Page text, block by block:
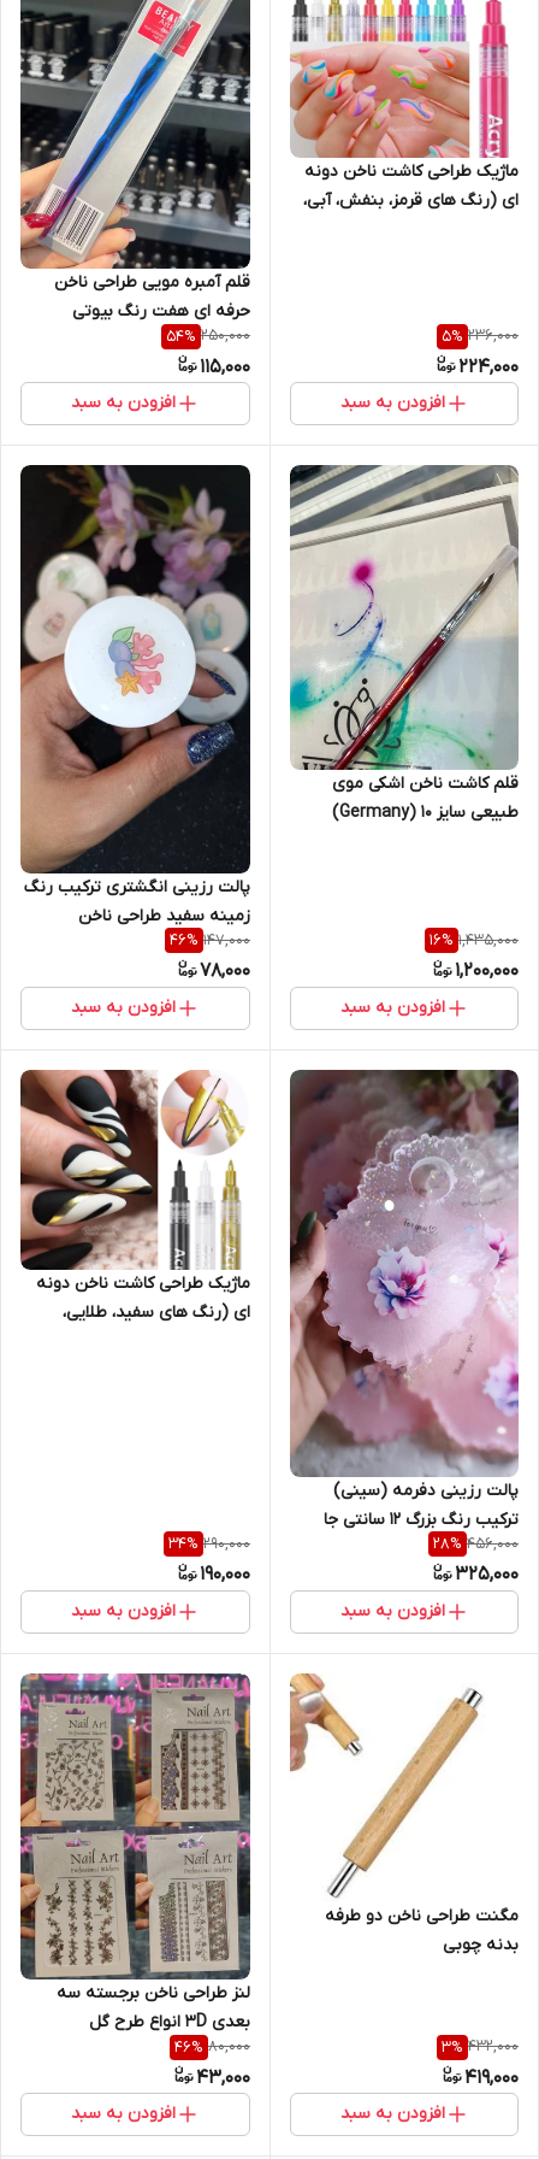
ماژیک طراحی کاشت ناخن دونه
ای (رنگ های قرمز، بنفش، آبی،
236,000
5%
224,000
افزودن به سبد
قلم آمبره مویی طراحی ناخن
حرفه ای هفت رنگ بیوتی
Beauty
250,000
54%
115,000
افزودن به سبد
قلم کاشت ناخن اشکی موی
طبیعی سایز 10 (Germany)
1,435,000
16%
1,200,000
افزودن به سبد
پالت رزینی انگشتری ترکیب رنگ
زمینه سفید طراحی ناخن
147,000
46%
78,000
افزودن به سبد
پالت رزینی دفرمه (سینی)
ترکیب رنگ بزرگ 12 سانتی جا
انگشت دار زمینه سفید طراحی
ناخن
456,000
28%
325,000
افزودن به سبد
ماژیک طراحی کاشت ناخن دونه
ای (رنگ های سفید، طلایی،
290,000
34%
190,000
افزودن به سبد
مگنت طراحی ناخن دو طرفه
بدنه چوبی
432,000
3%
419,000
افزودن به سبد
لنز طراحی ناخن برجسته سه
بعدی 3D انواع طرح گل
80,000
46%
43,000
افزودن به سبد